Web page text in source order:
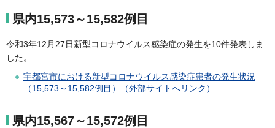
県内15,573～15,582例目
令和3年12月27日新型コロナウイルス感染症の発生を10件発表しま
した。
宇都宮市における新型コロナウイルス感染症患者の発生状況
（15,573～15,582例目）（外部サイトへリンク）
県内15,567～15,572例目